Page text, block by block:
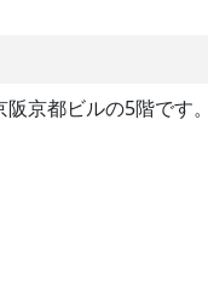
京都ビルの5階です。